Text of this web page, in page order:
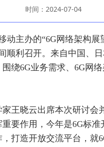
时间：2024-07-04
动主办的“6G网络架构展
顺利召开。来自中国、
绕6G业务需求、6G网
王晓云出席本次研讨
要作用，今年是6G标
打造开放交流平台，就